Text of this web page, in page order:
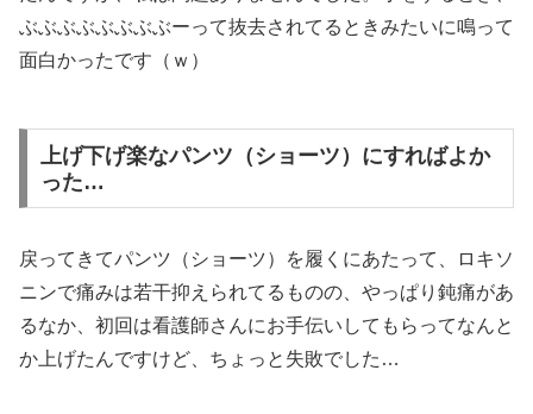
ぶぶぶぶぶぶぶぶーって抜去されてるときみたいに鳴って
面白かったです（ｗ）
上げ下げ楽なパンツ（ショーツ）にすればよか
った…
戻ってきてパンツ（ショーツ）を履くにあたって、ロキソ
ニンで痛みは若干抑えられてるものの、やっぱり鈍痛があ
るなか、初回は看護師さんにお手伝いしてもらってなんと
か上げたんですけど、ちょっと失敗でした…